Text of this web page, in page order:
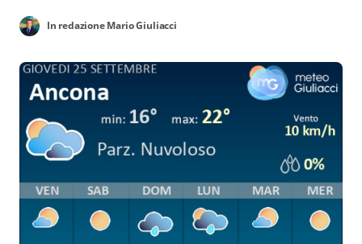
In redazione Mario Giuliacci